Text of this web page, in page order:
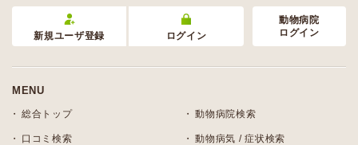
新規ユーザ登録 ログイン
動物病院
ログイン
MENU
総合トップ 動物病院検索
口コミ検索 動物病気 / 症状検索